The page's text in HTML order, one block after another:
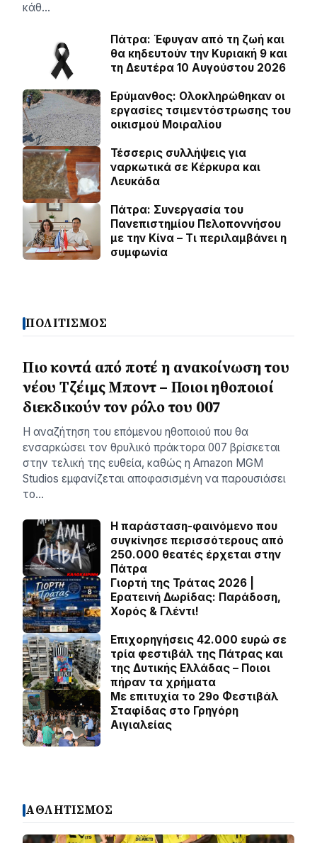
κάθ…
Πάτρα: Έφυγαν από τη ζωή και
θα κηδευτούν την Κυριακή 9 και
τη Δευτέρα 10 Αυγούστου 2026
Ερύμανθος: Ολοκληρώθηκαν οι
εργασίες τσιμεντόστρωσης του
οικισμού Μοιραλίου
Τέσσερις συλλήψεις για
ναρκωτικά σε Κέρκυρα και
Λευκάδα
Πάτρα: Συνεργασία του
Πανεπιστημίου Πελοποννήσου
με την Κίνα – Τι περιλαμβάνει η
συμφωνία
ΠΟΛΙΤΙΣΜΟΣ
Πιο κοντά από ποτέ η ανακοίνωση του
νέου Τζέιμς Μποντ – Ποιοι ηθοποιοί
διεκδικούν τον ρόλο του 007
Η αναζήτηση του επόμενου ηθοποιού που θα
ενσαρκώσει τον θρυλικό πράκτορα 007 βρίσκεται
στην τελική της ευθεία, καθώς η Amazon MGM
Studios εμφανίζεται αποφασισμένη να παρουσιάσει
το…
Η παράσταση-φαινόμενο που
συγκίνησε περισσότερους από
250.000 θεατές έρχεται στην
Πάτρα
Γιορτή της Τράτας 2026 |
Ερατεινή Δωρίδας: Παράδοση,
Χορός & Γλέντι!
Επιχορηγήσεις 42.000 ευρώ σε
τρία φεστιβάλ της Πάτρας και
της Δυτικής Ελλάδας – Ποιοι
πήραν τα χρήματα
Με επιτυχία το 29ο Φεστιβάλ
Σταφίδας στο Γρηγόρη
Aιγιαλείας
ΑΘΛΗΤΙΣΜΟΣ